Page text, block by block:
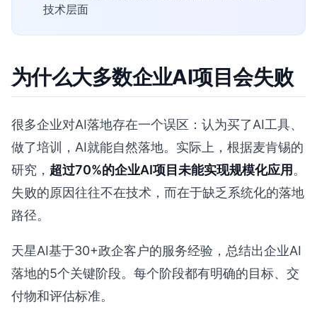
技术层面
为什么大多数企业AI项目会失败
很多企业对AI落地存在一个误区：认为买了AI工具、
做了培训，AI就能自然落地。实际上，根据麦肯锡的
研究， 超过70%的企业AI项目未能实现规模化应用。
失败的原因往往不在技术，而在于缺乏系统化的落地
路径。
天星AI基于30+政企客户的服务经验，总结出企业AI
落地的5个关键阶段。每个阶段都有明确的目标、交
付物和评估标准。